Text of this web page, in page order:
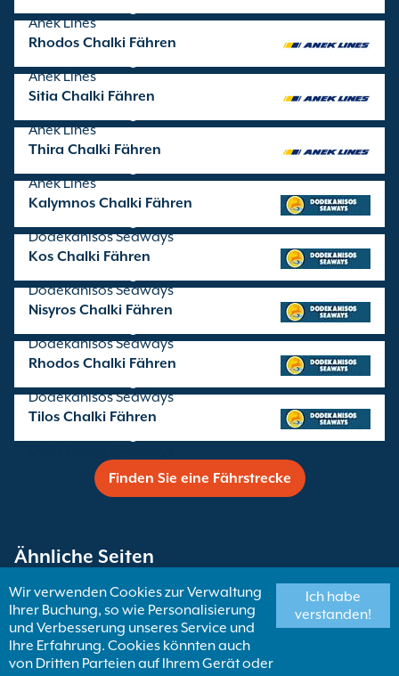
Anek Lines
Rhodos Chalki Fähren
Anek Lines
Sitia Chalki Fähren
Anek Lines
Thira Chalki Fähren
Anek Lines
Kalymnos Chalki Fähren
Dodekanisos Seaways
Kos Chalki Fähren
Dodekanisos Seaways
Nisyros Chalki Fähren
Dodekanisos Seaways
Rhodos Chalki Fähren
Dodekanisos Seaways
Tilos Chalki Fähren
Finden Sie eine Fährstrecke
Ähnliche Seiten
Fähren nach Dodekanesische Inseln
Chalki Fähren
Wir verwenden Cookies zur Verwaltung
Ihrer Buchung, so wie Personalisierung
und Verbesserung unseres Service und
Ihre Erfahrung. Cookies könnten auch
von Dritten Parteien auf Ihrem Gerät oder
Ich habe
verstanden!